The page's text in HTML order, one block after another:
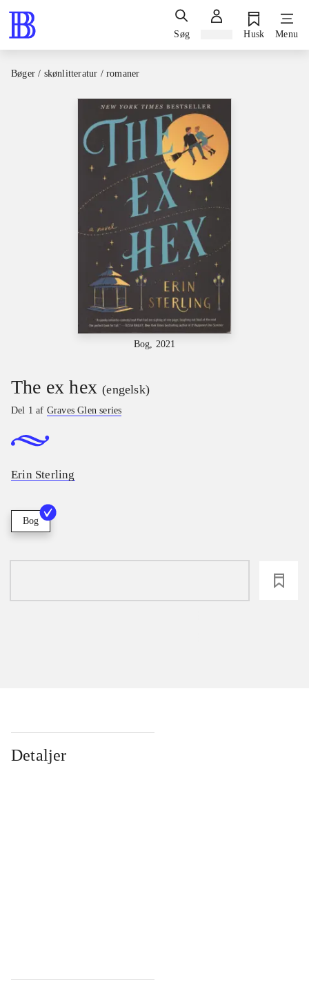
Søg Husk Menu
Bøger / skønlitteratur / romaner
Bog, 2021
The ex hex (engelsk)
Del 1 af Graves Glen series
Erin Sterling
Bog
Detaljer